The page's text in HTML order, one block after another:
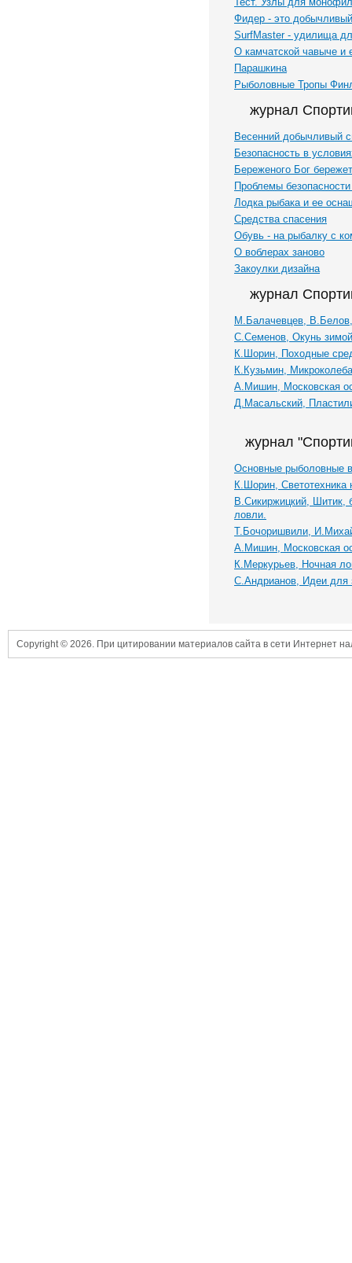
Фидер - это
SurfMaster - удилища
О камчатской чавыче и
Парашкина
Рыболовные Тропы
журнал
Весенний добычливый
Безопасность в
Береженого Бог бережет
Проблемы
Лодка рыбака и ее
Средства спасения
Обувь - на рыбалку с
О воблерах заново
Закоулки дизайна
журнал
М.Балачевцев,
С.Семенов, Окунь
К.Шорин, Походные
К.Кузьмин,
А.Мишин, Московская
Д.Масальский,
журнал
Основные рыболовные
К.Шорин,
В.Сикиржицкий, Шитик,
ловли.
Т.Бочоришвили,
А.Мишин, Московская
К.Меркурьев, Ночная
С.Андрианов, Идеи для
Copyright © 2026. При цитировании материалов сайта в сети Интернет